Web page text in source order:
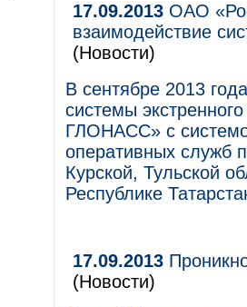
17.09.2013 ОАО
взаимодействие
(Новости)
В сентябре 2013
системы
ГЛОНАСС» с
оперативных служб
Курской, Тульской
Республике
17.09.2013
(Новости)